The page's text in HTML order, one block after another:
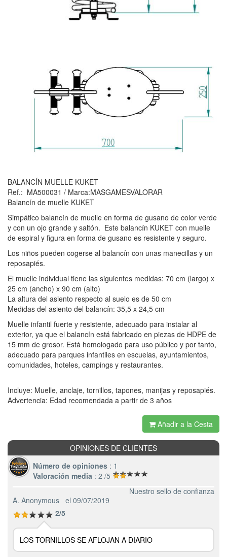
BALANCÍN MUELLE KUKET
Ref.: MA500031 / Marca:MASGAMESVALORAR
Balancín de muelle KUKET
Simpático balancín de muelle en forma de gusano de color verde
y con un ojo grande y saltón. Este balancín KUKET con muelle
de espiral y figura en forma de gusano es resistente y seguro.
Los niños pueden cogerse al balancín con unas manecillas y un
reposapiés.
El muelle individual tiene las siguientes medidas: 70 cm (largo) x
25 cm (ancho) x 90 cm (alto)
La altura del asiento respecto al suelo es de 50 cm
Medidas del asiento del balancín: 35,5 x 24,5 cm
Muelle infantil fuerte y resistente, adecuado para instalar al
exterior, ya que el balancín está fabricado en piezas de HDPE de
15 mm de grosor. Está homologado para uso público y por tanto,
adecuado para parques infantiles en escuelas, ayuntamientos,
comunidades, hoteles, campings y restaurantes.
Incluye: Muelle, anclaje, tornillos, tapones, manijas y reposapiés.
Advertencia: Edad recomendada a partir de 3 años
Añadir a la Cesta
OPINIONES DE CLIENTES
Número de opiniones : 1
Valoración media : 2 /5
Nuestro sello de confianza
A. Anonymous el 09/07/2019
2/5
LOS TORNILLOS SE AFLOJAN A DIARIO